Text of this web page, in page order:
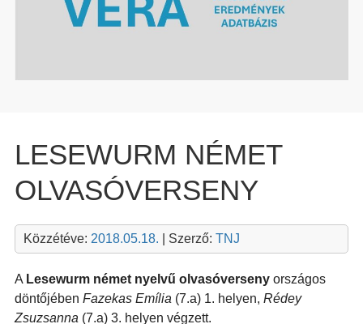
LESEWURM NÉMET
OLVASÓVERSENY
Közzétéve: 2018.05.18. | Szerző: TNJ
A Lesewurm német nyelvű olvasóversenyországos
döntőjében Fazekas Emília (7.a) 1. helyen, Rédey
Zsuzsanna (7.a) 3. helyen végzett.